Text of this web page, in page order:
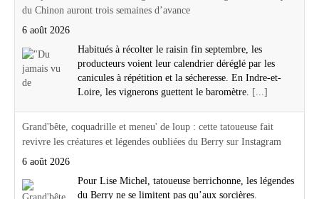
du Chinon auront trois semaines d’avance
6 août 2026
Habitués à récolter le raisin fin septembre, les
producteurs voient leur calendrier déréglé par les
canicules à répétition et la sécheresse. En Indre-et-
Loire, les vignerons guettent le baromètre. [...]
Grand'bête, coquadrille et meneu' de loup : cette tatoueuse fait
revivre les créatures et légendes oubliées du Berry sur Instagram
6 août 2026
Pour Lise Michel, tatoueuse berrichonne, les légendes
du Berry ne se limitent pas qu’aux sorcières.